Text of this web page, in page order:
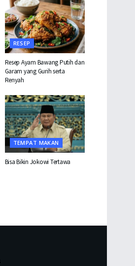
RESEP
Resep Ayam Bawang Putih dan
Garam yang Gurih serta
Renyah
TEMPAT MAKAN
Bisa Bikin Jokowi Tertawa